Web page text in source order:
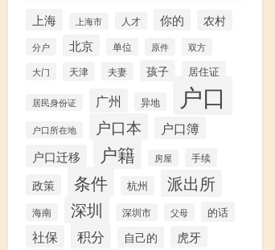
上海 上海市 人才 你的 农村
分户 北京 单位 原件
双方
大门
天津 夫妻 孩子 居住证
居民身份证 广州 异地 户口
户口所在地 户口本
户口簿
户口迁移
户籍 房屋 手续
政策 条件 杭州 派出所
海南 深圳 深圳市 父母 的话
社保 积分 自己的 虎牙